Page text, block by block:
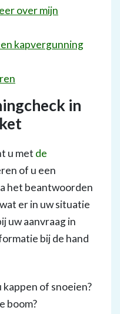
over mijn
kapvergunning
in
u met de
of u een
het beantwoorden
er in uw situatie
uw aanvraag in
bij de hand
of snoeien?
boom?